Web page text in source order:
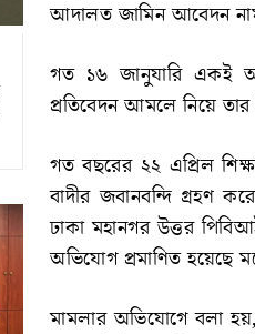
আদালত জামিন আবেদন
গত ১৬ জানুযারি একই
প্রতিবেদন আমলে নিয়ে তার
গত বছরের ২২ এপ্রিল
বাদীর জবানবন্দি গ্রহণ
ঢাকা মহানগর উত্তর
অভিযোগ প্রমাণিত হয়েছে
মামলার অভিযোগে বলা হয়,